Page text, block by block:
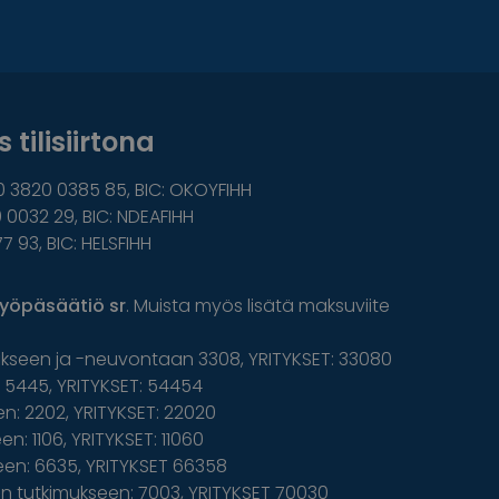
tilisiirtona
0385 85, BIC: OKOYFIHH
29, BIC: NDEAFIHH
93, BIC: HELSFIHH
sr. Muista myös lisätä maksuviite
ja -neuvontaan 3308, YRITYKSET: 33080
YRITYKSET: 54454
YRITYKSET: 22020
YRITYKSET: 11060
6635, YRITYKSET 66358
7003, YRITYKSET 70030